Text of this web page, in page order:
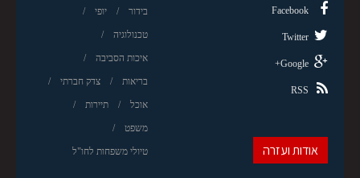
בידור יופי
טכנולוגיה
איכות הסביבה
בריאות צדק חברתי
אוכל תיירות
משפט
טיולי משפחות לחו"ל
Facebook
Twitter
Google+
RSS
אודות ועזרה